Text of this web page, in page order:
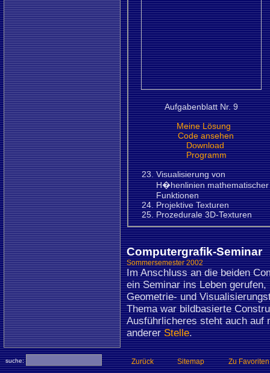
Aufgabenblatt Nr. 9
Meine Lösung
Code ansehen
Download
Programm
Visualisierung von
H�henlinien mathematischer
Funktionen
Projektive Texturen
Prozedurale 3D-Texturen
Computergrafik-Seminar
Sommersemester 2002
Im Anschluss an die beiden
ein Seminar ins Leben
Geometrie- und
Thema war bildbasierte
Ausführlicheres steht auch auf
andererStelle.
suche: Zurück Sitemap Zu